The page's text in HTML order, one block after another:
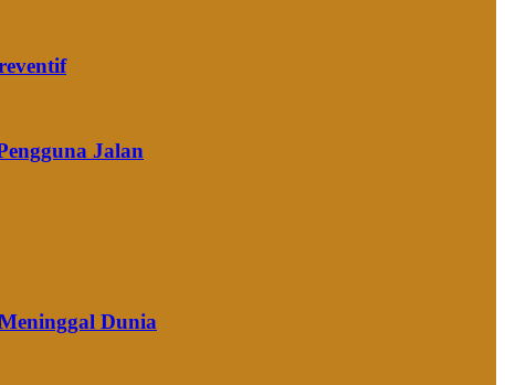
Jalan
Dunia